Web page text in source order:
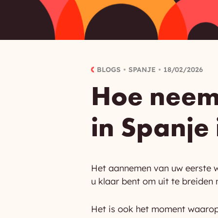
BLOGS SPANJE 18/02/2026
Hoe
in
Het aannemen van uw eerste
u klaar bent om uit te breiden
Het is ook het moment